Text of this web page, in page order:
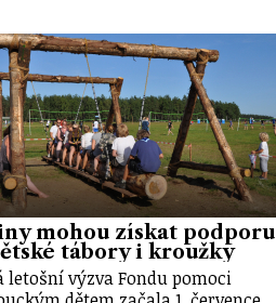
mohou získat podporu
tábory i kroužky
letošní výzva Fondu pomoci